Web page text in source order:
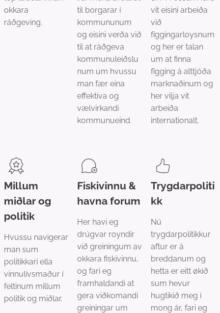
okkara
ráðgeving.
til borgarar í
kommununum
og eisini verða við
til at ráðgeva
kommunuleiðslu
num um hvussu
man fær eina
effektiva og
vælvirkandi
kommunueind.
vit eisini arbeiða
við
fíggingarloysnum
og her er talan
um at finna
fígging á alttjóða
marknaðinum og
her vilja vit
arbeiða
internationalt.
Millum
miðlar og
politik
Hvussu navigerar
man sum
politikkari ella
vinnulívsmaður í
feltinum millum
politik og miðlar.
Fiskivinnu &
havna forum
Her havi eg
drúgvar royndir
við greiningum av
okkara fiskivinnu,
og fari eg
framhaldandi at
gera viðkomandi
greiningar um
Trygdarpoliti
kk
Nú
trygdarpolitikkur
aftur er á
breddanum og
hetta er eitt økið
sum hevur
hugtikið meg í
mong ár, fari eg